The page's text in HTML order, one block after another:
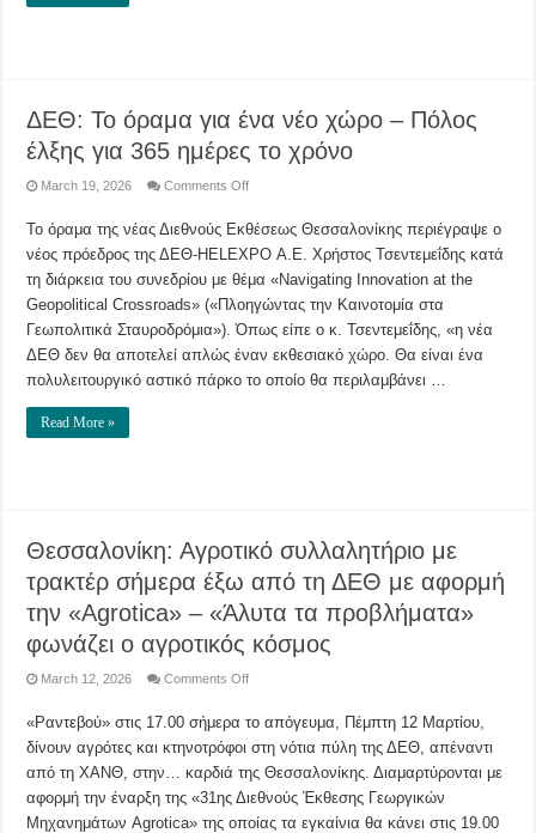
ΔΕΘ: Το όραμα για ένα νέο χώρο – Πόλος
έλξης για 365 ημέρες το χρόνο
March 19, 2026 Comments Offon
όραμα
ένα
χώρο
–
Πόλος
έλξης
365
το
Το όραμα της νέας Διεθνούς Εκθέσεως Θεσσαλονίκης περιέγραψε ο
νέος πρόεδρος της ΔΕΘ-HELEXPO Α.Ε. Χρήστος Τσεντεμεΐδης κατά
τη διάρκεια του συνεδρίου με θέμα «Navigating Innovation at the
Geopolitical Crossroads» («Πλοηγώντας την Καινοτομία στα
Γεωπολιτικά Σταυροδρόμια»). Όπως είπε ο κ. Τσεντεμεΐδης, «η νέα
ΔΕΘ δεν θα αποτελεί απλώς έναν εκθεσιακό χώρο. Θα είναι ένα
πολυλειτουργικό αστικό πάρκο το οποίο θα περιλαμβάνει …
Read More »
Θεσσαλονίκη: Αγροτικό συλλαλητήριο με
τρακτέρ σήμερα έξω από τη ΔΕΘ με αφορμή
την «Agrotica» – «Άλυτα τα προβλήματα»
φωνάζει ο αγροτικός κόσμος
March 12, 2026 Comments Offon
συλλαλητήριο
τρακτέρ
σήμερα
έξω
από
τη
ΔΕΘ
«Ραντεβού» στις 17.00 σήμερα το απόγευμα, Πέμπτη 12 Μαρτίου,
δίνουν αγρότες και κτηνοτρόφοι στη νότια πύλη της ΔΕΘ, απέναντι
από τη ΧΑΝΘ, στην… καρδιά της Θεσσαλονίκης. Διαμαρτύρονται με
αφορμή την έναρξη της «31ης Διεθνούς Έκθεσης Γεωργικών
Μηχανημάτων Agrotica» της οποίας τα εγκαίνια θα κάνει στις 19.00